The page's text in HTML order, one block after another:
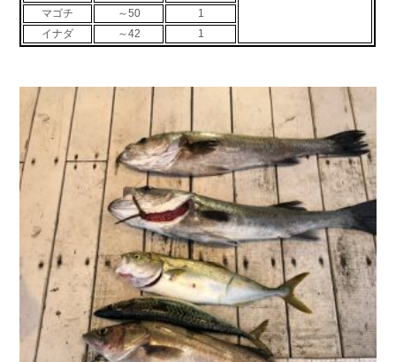
採用情報
Recruit
マゴチ
～50
1
イナダ
～42 1